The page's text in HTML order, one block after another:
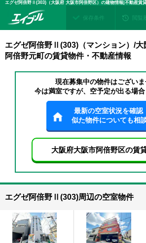
保存条件 閲覧
エグゼ阿倍野Ⅱ(303)（マンション）/大
阿倍野元町の賃貸物件・不動産情報
現在募集中の物件はございま
今は満室ですが、空予定が出る場合
最新の空室状況を確認
似た物件についても相
大阪府大阪市阿倍野区の賃
エグゼ阿倍野Ⅱ(303)周辺の空室物件